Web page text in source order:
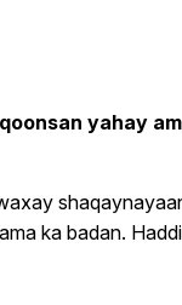
yahay
ka badan.